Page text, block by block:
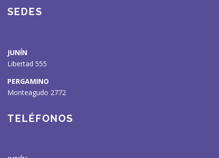
SEDES
JUNÍN
Libertad 555
PERGAMINO
Monteagudo 2772
TELÉFONOS